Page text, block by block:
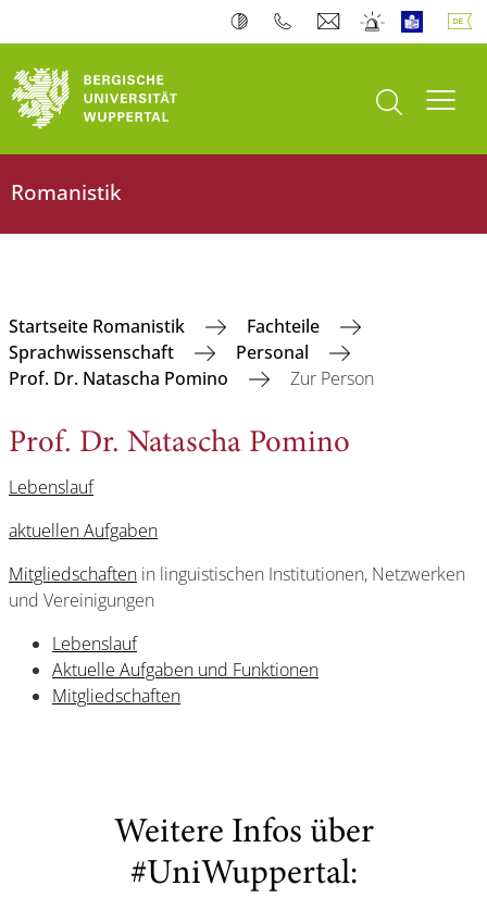
Suche öffnen
Romanistik
Startseite Romanistik
Fachteile
Sprachwissenschaft
Personal
Prof. Dr. Natascha Pomino
Zur Person
Prof. Dr. Natascha Pomino
Lebenslauf
aktuellen Aufgaben
Mitgliedschaften in linguistischen Institutionen, Netzwerken
und Vereinigungen
Lebenslauf
Aktuelle Aufgaben und Funktionen
Mitgliedschaften
Weitere Infos über
#UniWuppertal: